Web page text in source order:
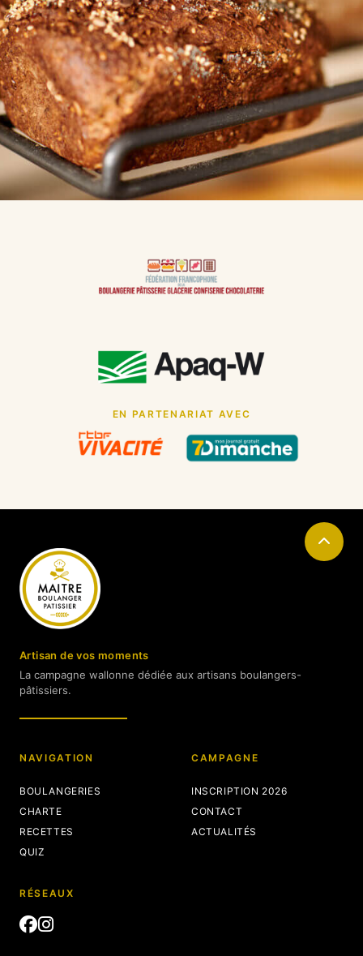
EN PARTENARIAT AVEC
Artisan de vos moments
La campagne wallonne dédiée aux artisans boulangers-
pâtissiers.
NAVIGATION
BOULANGERIES
CHARTE
RECETTES
QUIZ
CAMPAGNE
INSCRIPTION 2026
CONTACT
ACTUALITÉS
RÉSEAUX